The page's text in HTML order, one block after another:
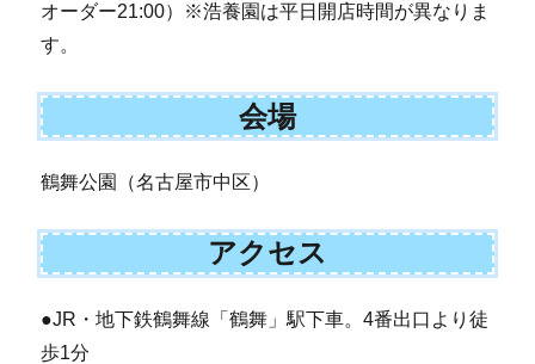
オーダー21:00）※浩養園は平日開店時間が異なりま
す。
会場
鶴舞公園（名古屋市中区）
アクセス
●JR・地下鉄鶴舞線「鶴舞」駅下車。4番出口より徒
歩1分